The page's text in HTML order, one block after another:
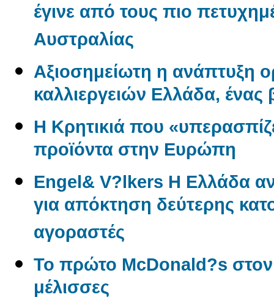
έγινε από τους πιο
Αυστραλίας
Αξιοσημείωτη η ανάπτυξη
καλλιεργειών Ελλάδα, ένας
Η Κρητικιά που
προϊόντα στην Ευρώπη
Engel& V?lkers Η Ελλάδα
για απόκτηση δεύτερης
αγοραστές
Το πρώτο McDonald?s
μέλισσες